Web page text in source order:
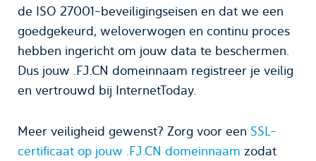
de ISO 27001-beveiligingseisen en dat we een
goedgekeurd, weloverwogen en continu proces
hebben ingericht om jouw data te beschermen.
Dus jouw .FJ.CN domeinnaam registreer je veilig
en vertrouwd bij InternetToday.
Meer veiligheid gewenst? Zorg voor een SSL-
certificaat op jouw .FJ.CN domeinnaam zodat